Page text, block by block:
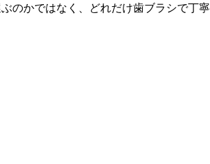
のかではなく、どれだけ歯ブラシで丁